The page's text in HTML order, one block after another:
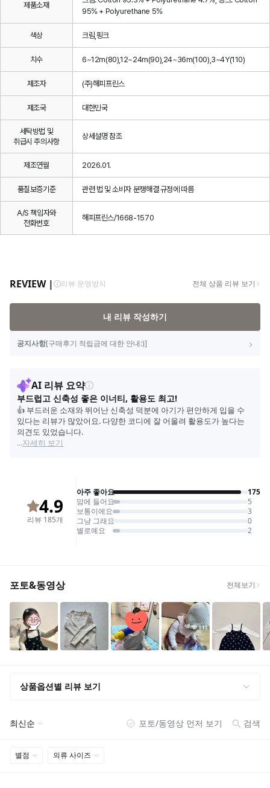
제품소재
95% + Polyurethane 5%
색상 크림,핑크
치수 6~12m(80),12~24m(90),24~36m(100),3~4Y(110)
제조자 (주)해피프린스
제조국 대한민국
세탁방법 및
취급시 주의사항
상세설명 참조
제조연월 2026.01.
품질보증기준 관련 법 및 소비자 분쟁해결 규정에 따름
A/S 책임자와
전화번호
해피프린스/1668-1570